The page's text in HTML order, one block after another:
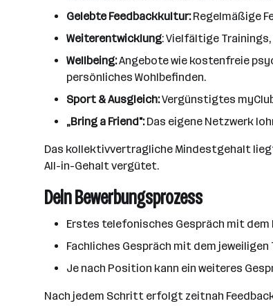
Gelebte Feedbackkultur:Regelmäßige
Weiterentwicklung: Vielfältige
Wellbeing:Angebote wie kostenfreie
persönliches Wohlbefinden.
Sport & Ausgleich:Vergünstigtes
„Bring a Friend":Das eigene Netzwerk
Das kollektivvertragliche Mindestgehalt
All-in-Gehalt vergütet.
Dein Bewerbungsprozess
Erstes telefonisches Gespräch mit dem
Fachliches Gespräch mit dem jeweiligen
Je nach Position kann ein weiteres
Nach jedem Schritt erfolgt zeitnah